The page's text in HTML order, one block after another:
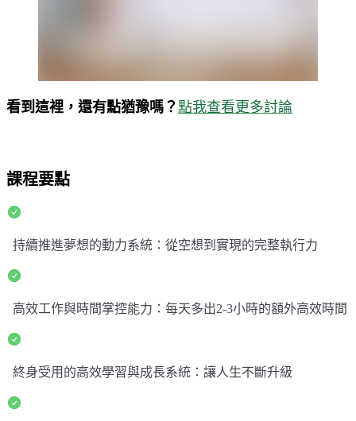
看到這裡，還有點猶豫嗎？ 點我查看更多討論
課程要點
持續推進夢想的動力系統：從空想到實現的完整執行力
高效工作與時間掌控能力：每天多出2-3小時的額外高效時間
終身受用的高效學習與成長系統：讓人生不斷升級